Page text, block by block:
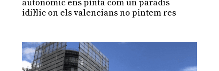
autonòmic ens pinta com un paradís
idíl·lic on els valencians no pintem res